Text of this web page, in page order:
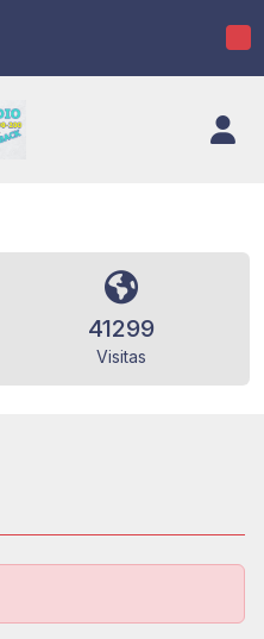
41299
Visitas